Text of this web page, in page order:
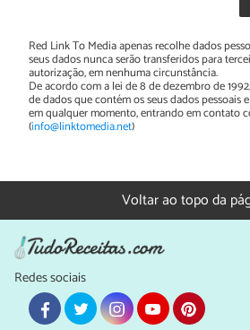
Red Link To Media apenas recolhe dados
seus dados nunca serão transferidos para
autorização, em nenhuma circunstância.
De acordo com a lei de 8 de dezembro de
de dados que contém os seus dados pessoais
em qualquer momento, entrando em contato
(info@linktomedia.net)
Voltar ao topo da
Redes sociais